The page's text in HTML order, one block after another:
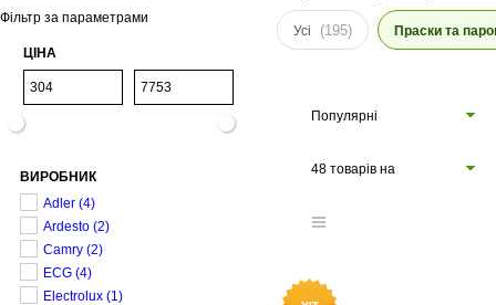
Фільтр за параметрами
ЦІНА
ВИРОБНИК
Adler (4)
Ardesto (2)
Camry (2)
ECG (4)
Electrolux (1)
Усі (195) Праски та
Популярні
48 товарів на